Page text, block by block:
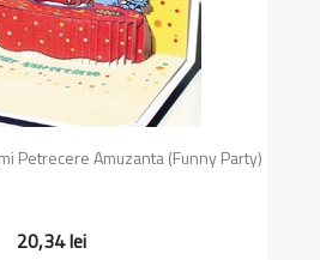
Petrecere Amuzanta (Funny Party)
20,34 lei